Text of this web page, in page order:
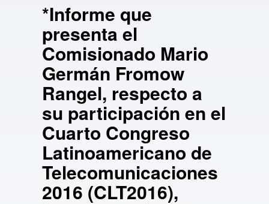
*Informe que
presenta el
Comisionado Mario
Germán Fromow
Rangel, respecto a
su participación en el
Cuarto Congreso
Latinoamericano de
Telecomunicaciones
2016 (CLT2016),